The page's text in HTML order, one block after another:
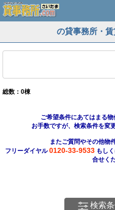
の貸事務所・
総数： 0棟
ご希望条件にあてはまる物
お手数ですが、検索条件を変
またご質問やその他物
フリーダイヤル0120-33-9533 もし
合せく
検索